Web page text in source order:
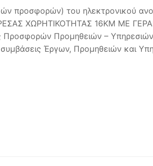
προσφορών) του ηλεκτρονικού
ΧΩΡΗΤΙΚΟΤΗΤΑΣ 16ΚΜ ΜΕ
Προσφορών Προμηθειών –
Έργων, Προμηθειών και